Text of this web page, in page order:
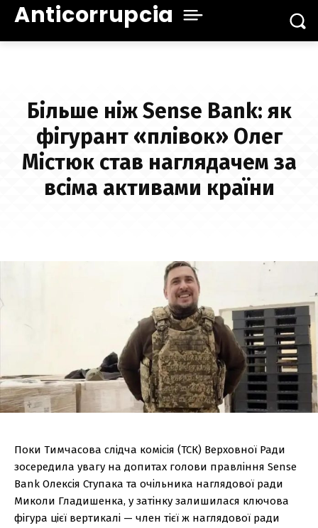
Anticorrupcia
Більше ніж Sense Bank: як
фігурант «плівок» Олег
Містюк став наглядачем за
всіма активами країни
Поки Тимчасова слідча комісія (ТСК) Верховної Ради
зосередила увагу на допитах голови правління Sense
Bank Олексія Ступака та очільника наглядової ради
Миколи Гладишенка, у затінку залишилася ключова
фігура цієї вертикалі — член тієї ж наглядової ради